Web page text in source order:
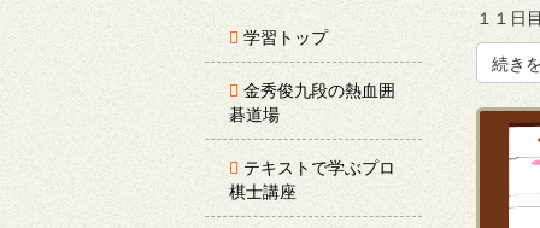
学習トップ
金秀俊九段の熱血囲
碁道場
テキストで学ぶプロ
棋士講座
１１日
続き